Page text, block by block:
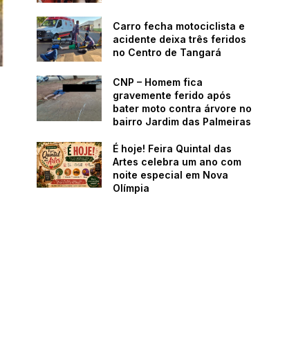
Carro fecha motociclista e
acidente deixa três feridos
no Centro de Tangará
CNP – Homem fica
gravemente ferido após
bater moto contra árvore no
bairro Jardim das Palmeiras
É hoje! Feira Quintal das
Artes celebra um ano com
noite especial em Nova
Olímpia